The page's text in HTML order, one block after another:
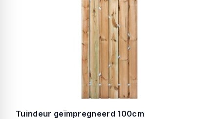
Tuindeur geïmpregneerd 100cm